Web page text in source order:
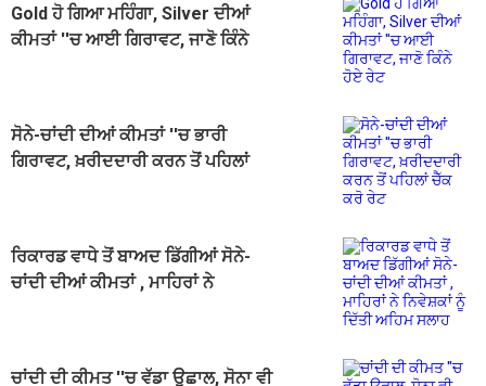
Gold ਹੋ ਗਿਆ ਮਹਿੰਗਾ, Silver ਦੀਆਂ
ਕੀਮਤਾਂ ''ਚ ਆਈ ਗਿਰਾਵਟ, ਜਾਣੋ ਕਿੰਨੇ
ਸੋਨੇ-ਚਾਂਦੀ ਦੀਆਂ ਕੀਮਤਾਂ ''ਚ ਭਾਰੀ
ਗਿਰਾਵਟ, ਖ਼ਰੀਦਦਾਰੀ ਕਰਨ ਤੋਂ ਪਹਿਲਾਂ
ਰਿਕਾਰਡ ਵਾਧੇ ਤੋਂ ਬਾਅਦ ਡਿੱਗੀਆਂ ਸੋਨੇ-
ਚਾਂਦੀ ਦੀਆਂ ਕੀਮਤਾਂ , ਮਾਹਿਰਾਂ ਨੇ
ਚਾਂਦੀ ਦੀ ਕੀਮਤ ''ਚ ਵੱਡਾ ਉਛਾਲ, ਸੋਨਾ ਵੀ